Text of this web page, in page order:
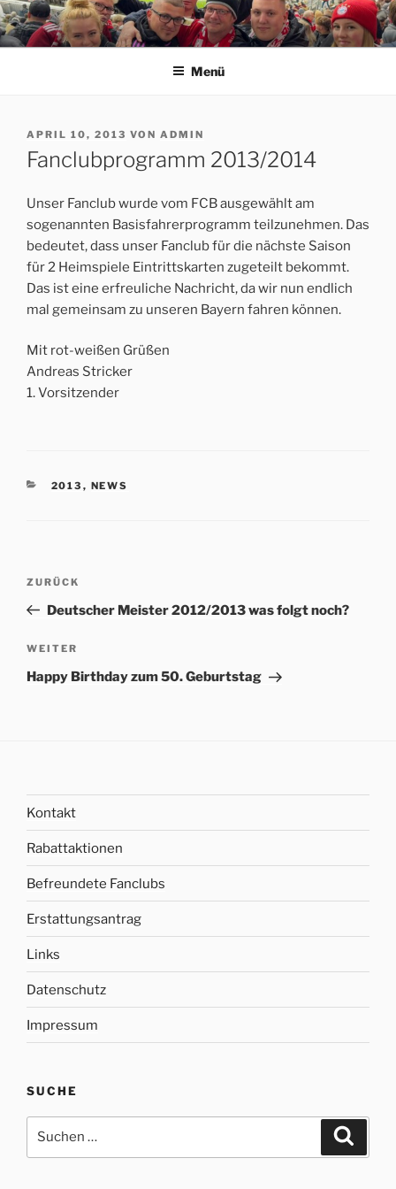
Zum
Inhalt
springenERFORDIA BAVARIA E.V.
Herzlich Willkommen auf der Homepage des Erfurter FC Bayern
Menü
VERÖFFENTLICHT
AM
APRIL 10, 2013 VON ADMIN
Fanclubprogramm 2013/2014
Unser Fanclub wurde vom FCB ausgewählt am
sogenannten Basisfahrerprogramm teilzunehmen. Das
bedeutet, dass unser Fanclub für die nächste Saison
für 2 Heimspiele Eintrittskarten zugeteilt bekommt.
Das ist eine erfreuliche Nachricht, da wir nun endlich
mal gemeinsam zu unseren Bayern fahren können.
Mit rot-weißen Grüßen
Andreas Stricker
1. Vorsitzender
KATEGORIEN
2013 , NEWS
Beitrags-
Vorheriger
Beitrag
ZURÜCK
Deutscher Meister 2012/2013 was folgt noch?
Nächster
Beitrag
WEITER
Happy Birthday zum 50. Geburtstag
Kontakt
Rabattaktionen
Befreundete Fanclubs
Erstattungsantrag
Links
Datenschutz
Impressum
SUCHE
nach: